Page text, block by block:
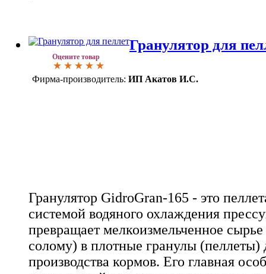
Оцените товар
Гранулятор для
Фирма-производитель: ИП Акатов И.С.
Гранулятор GidroGran-165 - это
системой водяного охлаждения
превращает мелкоизмельченное
солому) в плотные гранулы (пеллеты)
производства кормов. Его главная